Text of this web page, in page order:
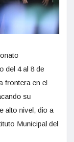
del 4 al 8 de
frontera en el
su
alto nivel, dio a
Municipal del